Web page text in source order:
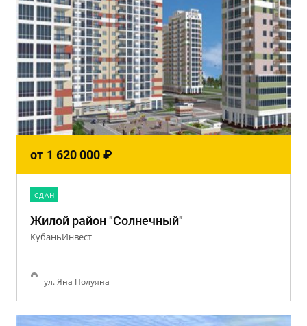
от 1 620 000 ₽
CДАН
Жилой район "Солнечный"
КубаньИнвест
ул. Яна Полуяна